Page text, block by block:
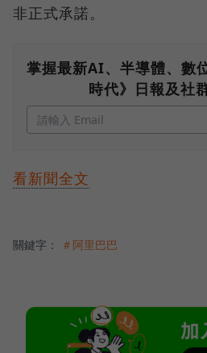
非正式承諾。
掌握最新AI、半導體、數
時代》日報及社
看新聞全文
關鍵字： ＃阿里巴巴